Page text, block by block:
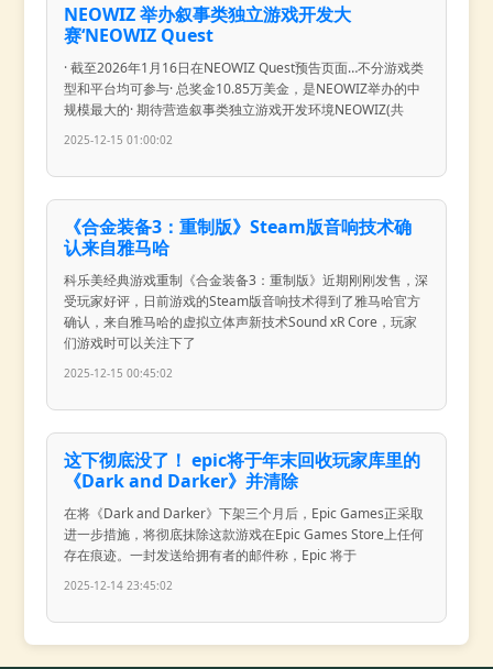
NEOWIZ 举办叙事类独立游戏开发大
赛‘NEOWIZ Quest
· 截至2026年1月16日在NEOWIZ Quest预告页面…不分游戏类
型和平台均可参与· 总奖金10.85万美金，是NEOWIZ举办的中
规模最大的· 期待营造叙事类独立游戏开发环境NEOWIZ(共
2025-12-15 01:00:02
《合金装备3：重制版》Steam版音响技术确
认来自雅马哈
科乐美经典游戏重制《合金装备3：重制版》近期刚刚发售，深
受玩家好评，日前游戏的Steam版音响技术得到了雅马哈官方
确认，来自雅马哈的虚拟立体声新技术Sound xR Core，玩家
们游戏时可以关注下了
2025-12-15 00:45:02
这下彻底没了！ epic将于年末回收玩家库里的
《Dark and Darker》并清除
在将《Dark and Darker》下架三个月后，Epic Games正采取
进一步措施，将彻底抹除这款游戏在Epic Games Store上任何
存在痕迹。一封发送给拥有者的邮件称，Epic 将于
2025-12-14 23:45:02